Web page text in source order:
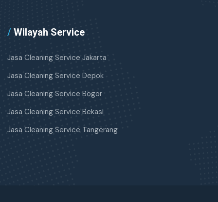
/ Wilayah Service
Jasa Cleaning Service Jakarta
Jasa Cleaning Service Depok
Jasa Cleaning Service Bogor
Jasa Cleaning Service Bekasi
Jasa Cleaning Service Tangerang